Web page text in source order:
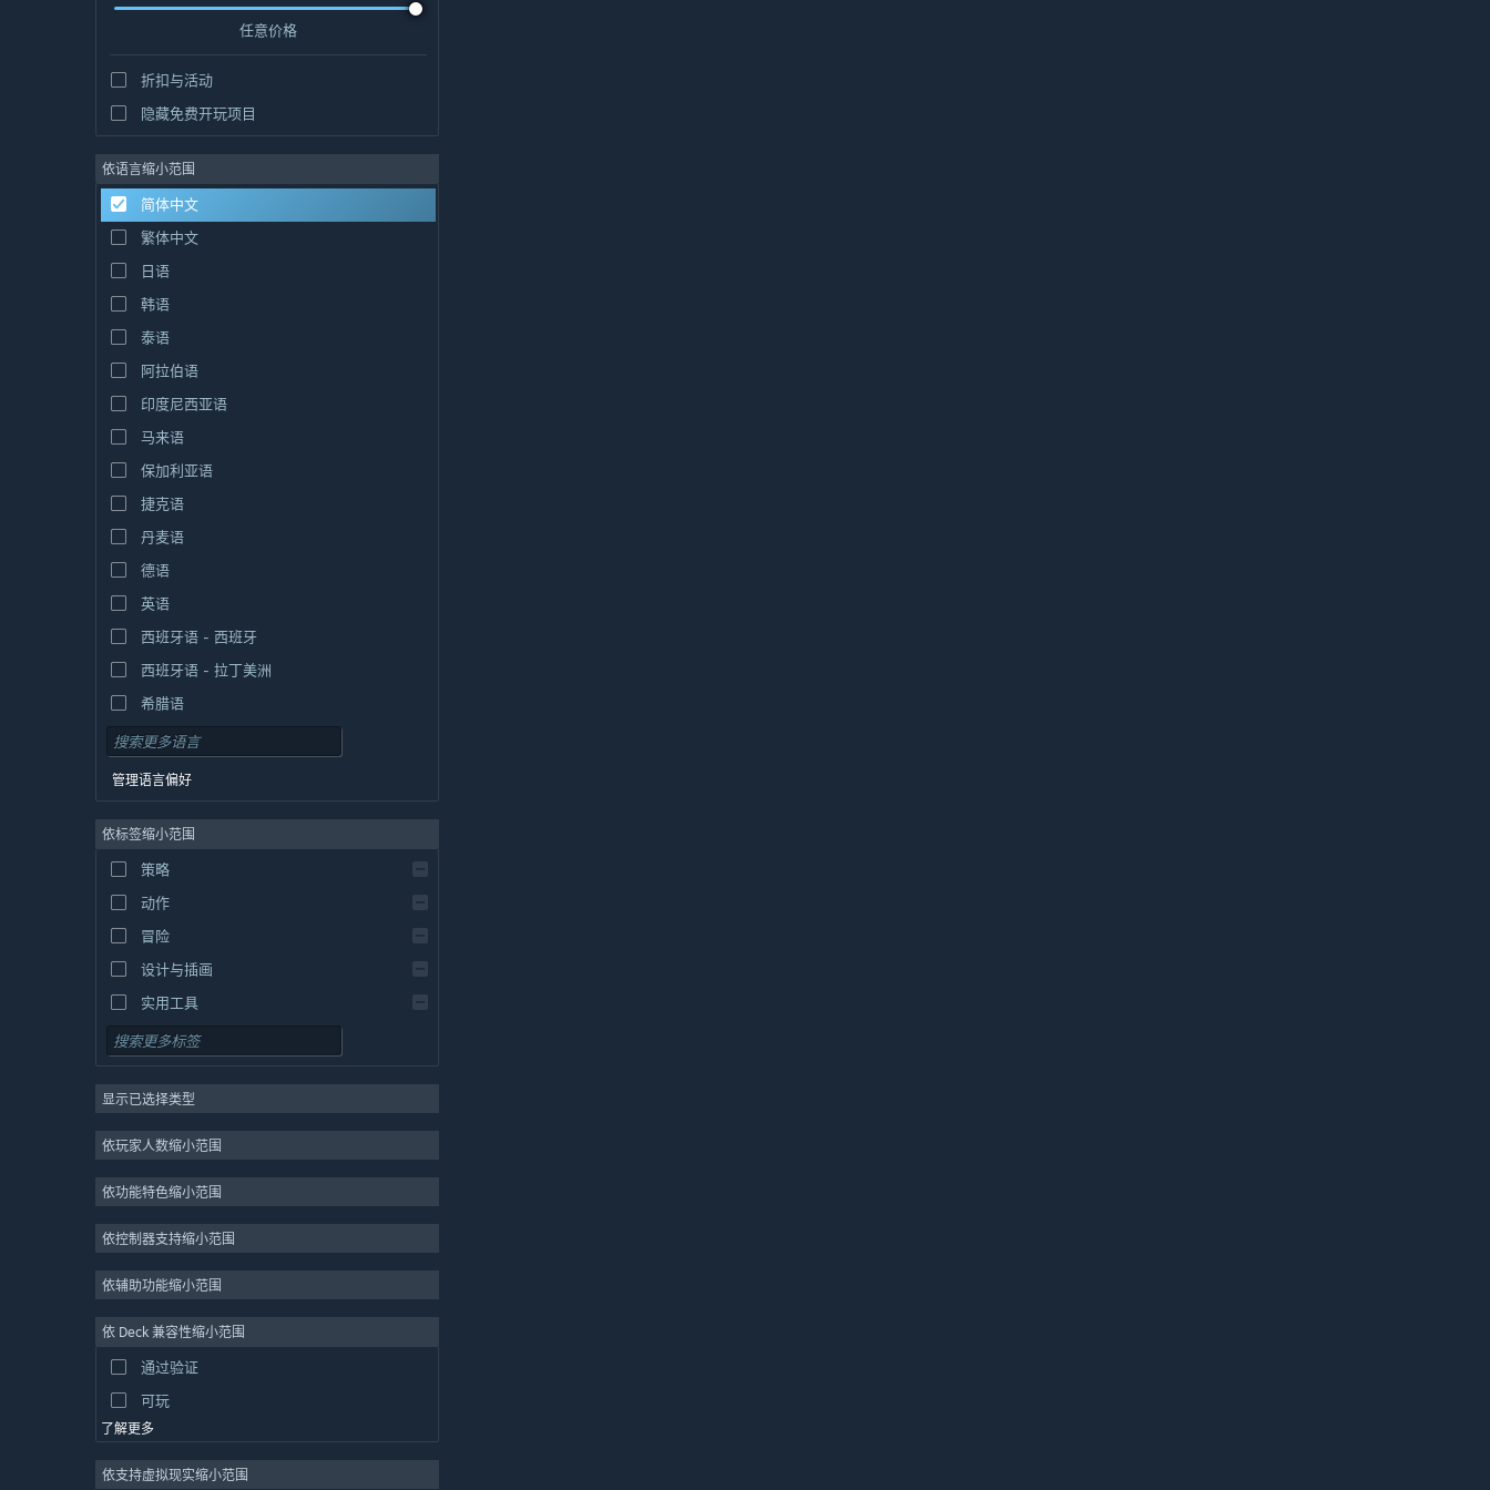
任意价格
折扣与活动
隐藏免费开玩项目
依语言缩小范围
简体中文
繁体中文
日语
韩语
泰语
阿拉伯语
印度尼西亚语
马来语
保加利亚语
捷克语
丹麦语
德语
英语
西班牙语 - 西班牙
西班牙语 - 拉丁美洲
希腊语
管理语言偏好
依标签缩小范围
策略
动作
冒险
设计与插画
实用工具
免费开玩
大型多人在线
独立
休闲
模拟
视频制作
照片编辑
显示已选择类型
依玩家人数缩小范围
依功能特色缩小范围
依控制器支持缩小范围
依辅助功能缩小范围
依 Deck 兼容性缩小范围
通过验证
可玩
了解更多
依支持虚拟现实缩小范围